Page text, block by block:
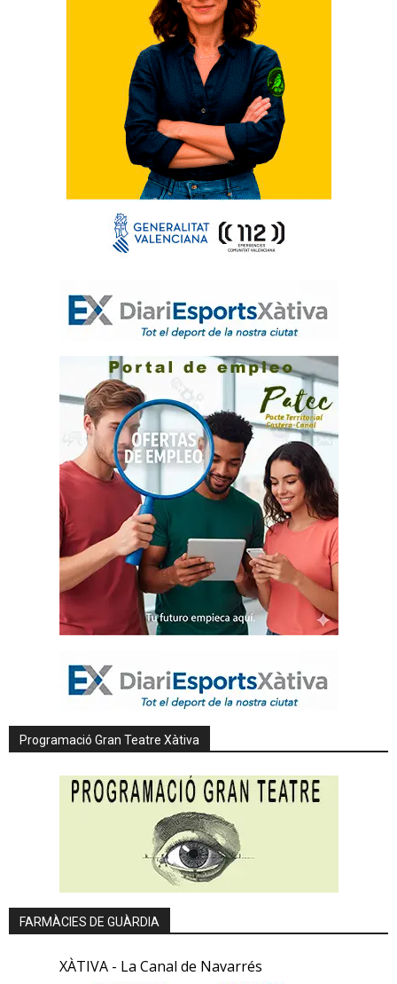
Programació Gran Teatre Xàtiva
FARMÀCIES DE GUÀRDIA
XÀTIVA - La Canal de Navarrés